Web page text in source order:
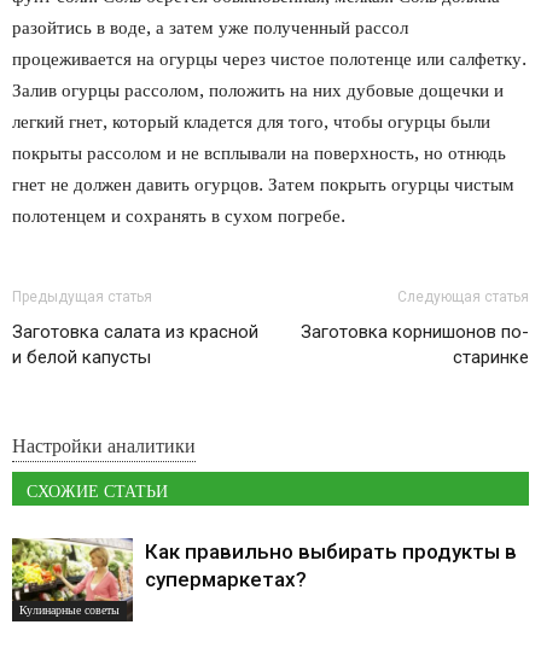
разойтись в воде, а затем уже полученный рассол
процеживается на огурцы через чистое полотенце или салфетку.
Залив огурцы рассолом, положить на них дубовые дощечки и
легкий гнет, который кладется для того, чтобы огурцы были
покрыты рассолом и не всплывали на поверхность, но отнюдь
гнет не должен давить огурцов. Затем покрыть огурцы чистым
полотенцем и сохранять в сухом погребе.
Предыдущая статья
Заготовка салата из красной
и белой капусты
Следующая статья
Заготовка корнишонов по-
старинке
Настройки аналитики
СХОЖИЕ СТАТЬИ
Кулинарные советы
Как правильно выбирать продукты в
супермаркетах?